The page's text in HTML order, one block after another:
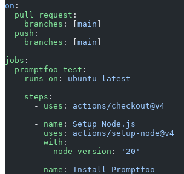
on :
  pull_request
:
    branches
: [main ]
  push
:
    branches
: [main ]
jobs :
  promptfoo-test
:
    runs-on
: ubuntu-latest
    steps
:
      -
uses : actions/checkout@v4
      -
name : Setup Node.js
        uses
: actions/setup-node@v4
        with
:
          node-version
:
'20'
      -
name : Install Promptfoo